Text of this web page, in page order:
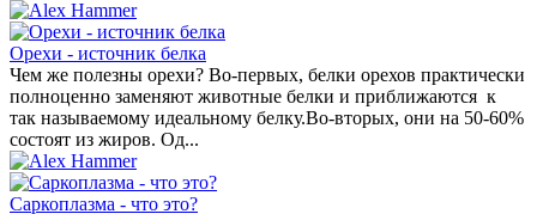
Орехи - источник белка
Чем же полезны орехи? Во-первых, белки орехов практически
полноценно заменяют животные белки и приближаются к
так называемому идеальному белку.Во-вторых, они на 50-60%
состоят из жиров. Од...
Саркоплазма - что это?